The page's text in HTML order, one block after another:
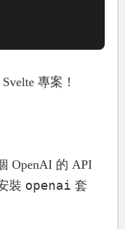
專案！
OpenAI 的 API
裝 openai 套